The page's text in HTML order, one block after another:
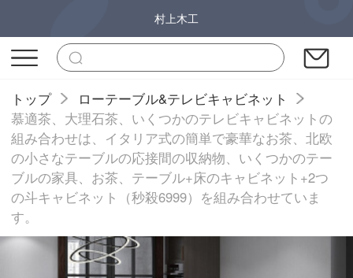
村上木工
トップ
ローテーブル&テレビキャビネット
慕適茶、大理石茶、いくつかのテレビキャビネットの
組み合わせは、イタリア式の簡単で豪華なお茶、北欧
の小さなテーブルの応接間の収納物、いくつかのテー
ブルの家具、お茶、テーブル+床のキャビネット+2つ
の斗キャビネット（秒殺6999）を組み合わせていま
す。